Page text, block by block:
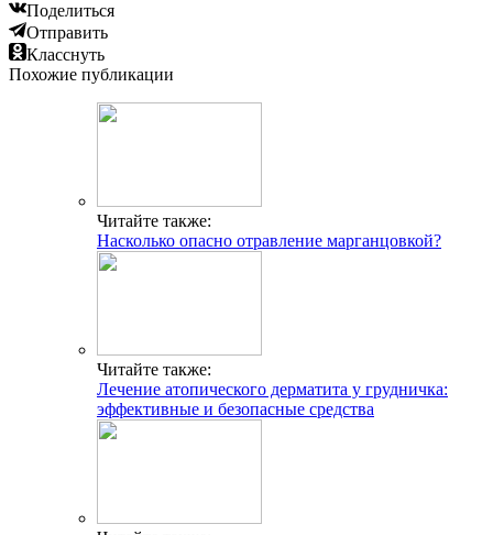
Поделиться
Отправить
Класснуть
Похожие публикации
Читайте также:
Насколько опасно отравление марганцовкой?
Читайте также:
Лечение атопического дерматита у грудничка:
эффективные и безопасные средства